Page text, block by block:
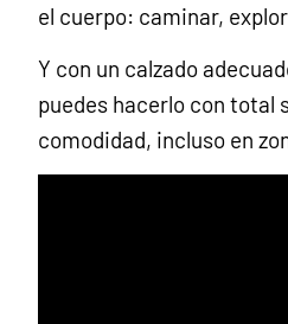
el cuerpo: caminar,
Y con un calzado
puedes hacerlo con total
comodidad, incluso en